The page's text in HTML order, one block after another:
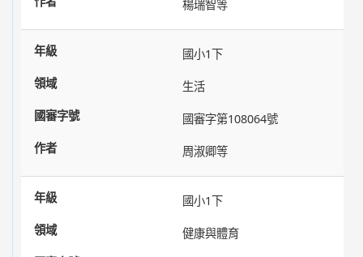
楊瑞智等
國小1下
生活
國審字第108064號
周淑卿等
國小1下
健康與體育